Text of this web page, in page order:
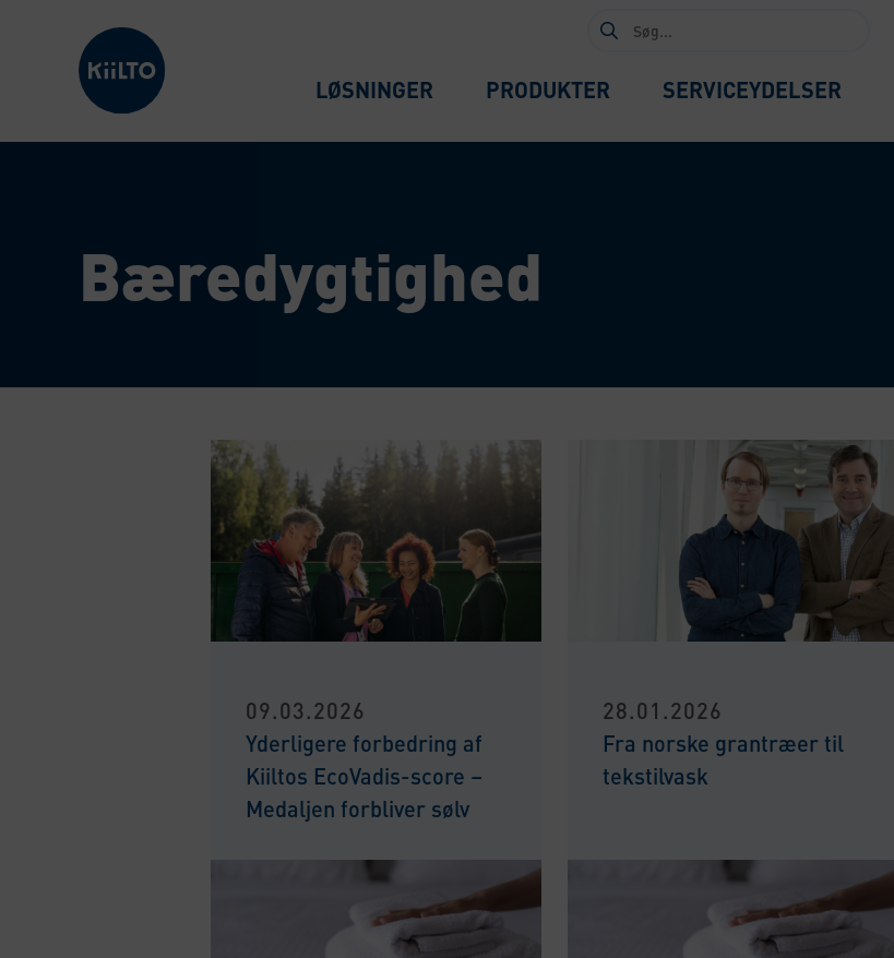
Kiilto Denmark
Søg
efter:
LØSNINGER PRODUKTER SERVICEYDELSER
Bæredygtighed
09.03.2026
Yderligere forbedring af
Kiiltos EcoVadis-score –
Medaljen forbliver sølv
28.01.2026
Fra norske grantræer til
tekstilvask